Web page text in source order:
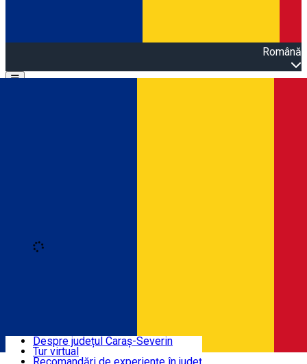
Română
Open main menu
Trasee turistice
Despre județul Caraș-Severin
Tur virtual